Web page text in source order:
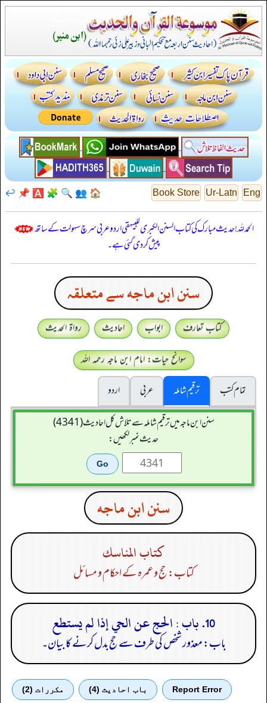
Eng
Ur-Latn
Book Store
🏠
👥
🔍
🧩
🅰️
📌
↩️
الحمدللہ! حدیث مبارک کی کتاب السنن الكبرى للبيهقي اردو عربی سرچ سہولت کے ساتھ
پیش کر دی گئی ہے۔
سنن ابن ماجه سے متعلقہ
کتاب تعارف ابواب احادیث
رواۃ الحدیث
سوانح حیات: امام ابن ماجہ رحمہ اللہ
تمام کتب
ترقیم شاملہ عربی
اردو
سنن ابن ماجہ میں ترقیم شاملہ سے تلاش کل احادیث (4341)
حدیث نمبر لکھیں:
سنن ابن ماجه
كتاب المناسك
کتاب: حج و عمرہ کے احکام و مسائل
10. باب : الحج عن الحي إذا لم يستطع
باب: معذور شخص کی طرف سے حج بدل کرنے کا بیان۔
Report Error باب احادیث (4) مكررات (2)